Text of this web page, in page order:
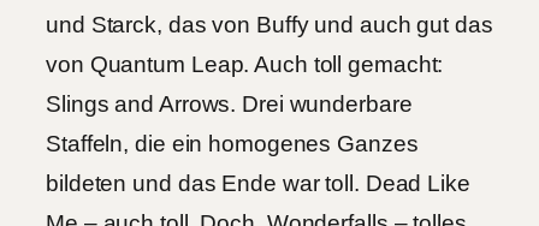
und Starck, das von Buffy und auch gut das
von Quantum Leap. Auch toll gemacht:
Slings and Arrows. Drei wunderbare
Staffeln, die ein homogenes Ganzes
bildeten und das Ende war toll. Dead Like